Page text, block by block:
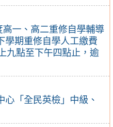
高一、高二重修自學輔導
學期重修自學人工繳費
九點至下午四點止，逾
心「全民英檢」中級、